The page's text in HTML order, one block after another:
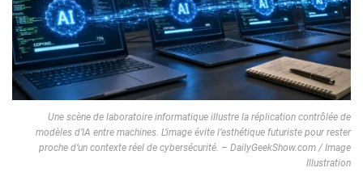
Une scène de laboratoire informatique illustre la réplication contrôlée de
modèles d’IA entre machines. L’image évite l’esthétique futuriste pour rester
proche d’un contexte réel de cybersécurité. – DailyGeekShow.com / Image
Illustration